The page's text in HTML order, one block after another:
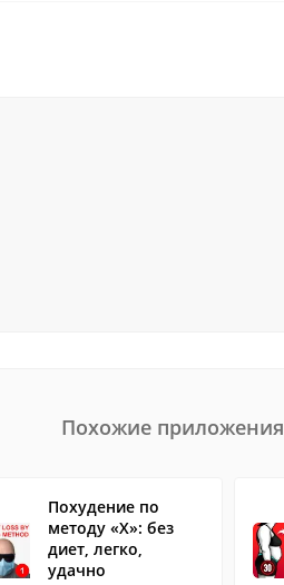
Похожие приложения
Похудение по
методу «Х»: без
диет, легко,
удачно